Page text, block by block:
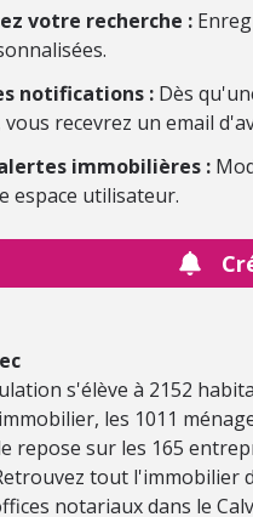
votre recherche :
notifications : Dès
recevrez un email
immobilières :
espace utilisateur.
s'élève à 2152
les 1011
repose sur les 165
tout l'immobilier
notariaux dans le